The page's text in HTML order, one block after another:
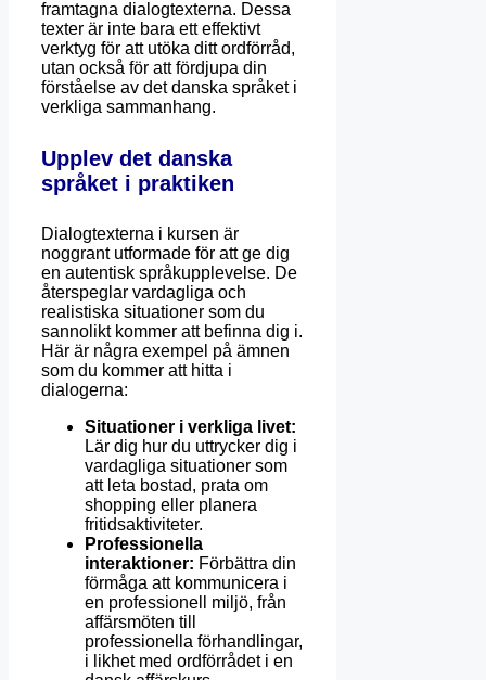
framtagna dialogtexterna. Dessa
texter är inte bara ett effektivt
verktyg för att utöka ditt ordförråd,
utan också för att fördjupa din
förståelse av det danska språket i
verkliga sammanhang.
Upplev det danska
språket i praktiken
Dialogtexterna i kursen är
noggrant utformade för att ge dig
en autentisk språkupplevelse. De
återspeglar vardagliga och
realistiska situationer som du
sannolikt kommer att befinna dig i.
Här är några exempel på ämnen
som du kommer att hitta i
dialogerna:
Situationer i verkliga livet:
Lär dig hur du uttrycker dig i
vardagliga situationer som
att leta bostad, prata om
shopping eller planera
fritidsaktiviteter.
Professionella
interaktioner: Förbättra din
förmåga att kommunicera i
en professionell miljö, från
affärsmöten till
professionella förhandlingar,
i likhet med ordförrådet i en